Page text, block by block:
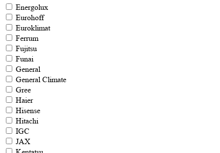
Energolux
Eurohoff
Euroklimat
Ferrum
Fujitsu
Funai
General
General Climate
Gree
Haier
Hisense
Hitachi
IGC
JAX